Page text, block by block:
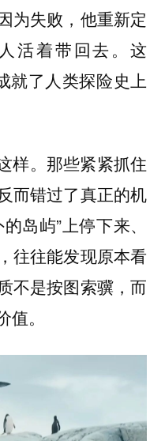
为失败，他重新定
活着带回去。这
就了人类探险史上
。 那些紧紧抓住
而错过了真正的机
岛屿”上停下来、
往往能发现原本看
不是按图索骥，而
。